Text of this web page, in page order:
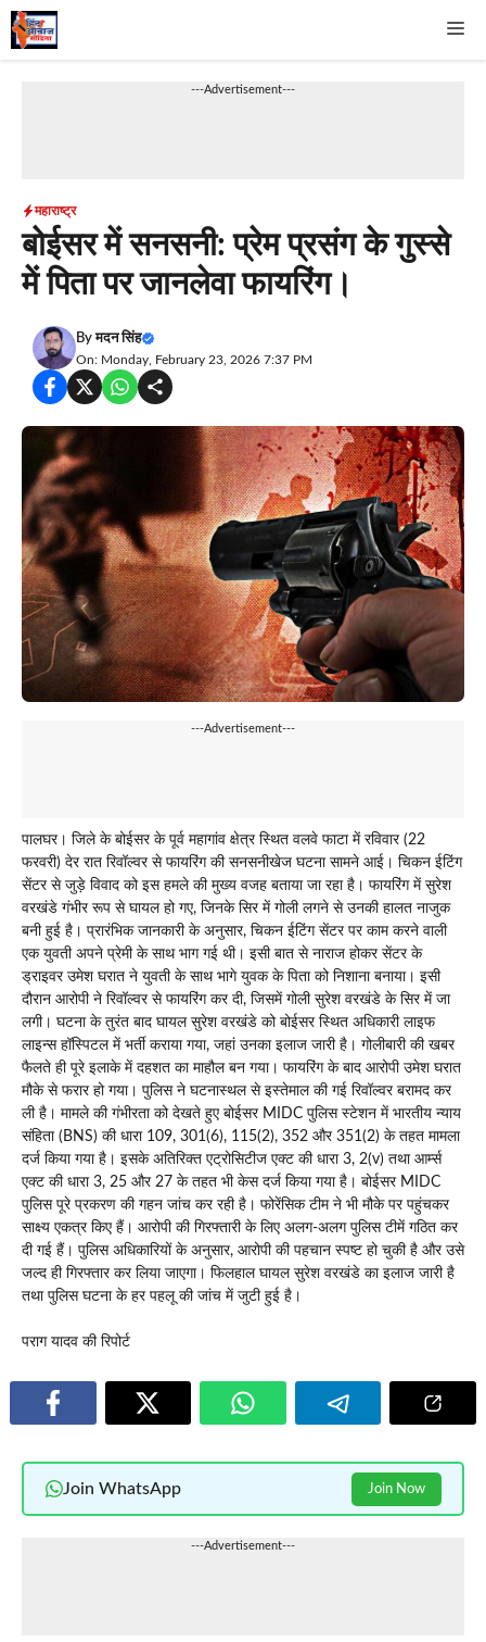
Skip
to
---Advertisement---
महाराष्ट्र
बोईसर में सनसनी: प्रेम प्रसंग के गुस्से
में पिता पर जानलेवा फायरिंग।
Byमदन सिंह
On: Monday, February 23, 2026 7:37 PM
---Advertisement---
पालघर। जिले के बोईसर के पूर्व महागांव क्षेत्र स्थित वलवे फाटा में रविवार (22
फरवरी) देर रात रिवॉल्वर से फायरिंग की सनसनीखेज घटना सामने आई। चिकन ईटिंग
सेंटर से जुड़े विवाद को इस हमले की मुख्य वजह बताया जा रहा है। फायरिंग में सुरेश
वरखंडे गंभीर रूप से घायल हो गए, जिनके सिर में गोली लगने से उनकी हालत नाजुक
बनी हुई है। प्रारंभिक जानकारी के अनुसार, चिकन ईटिंग सेंटर पर काम करने वाली
एक युवती अपने प्रेमी के साथ भाग गई थी। इसी बात से नाराज होकर सेंटर के
ड्राइवर उमेश घरात ने युवती के साथ भागे युवक के पिता को निशाना बनाया। इसी
दौरान आरोपी ने रिवॉल्वर से फायरिंग कर दी, जिसमें गोली सुरेश वरखंडे के सिर में जा
लगी। घटना के तुरंत बाद घायल सुरेश वरखंडे को बोईसर स्थित अधिकारी लाइफ
लाइन्स हॉस्पिटल में भर्ती कराया गया, जहां उनका इलाज जारी है। गोलीबारी की खबर
फैलते ही पूरे इलाके में दहशत का माहौल बन गया। फायरिंग के बाद आरोपी उमेश घरात
मौके से फरार हो गया। पुलिस ने घटनास्थल से इस्तेमाल की गई रिवॉल्वर बरामद कर
ली है। मामले की गंभीरता को देखते हुए बोईसर MIDC पुलिस स्टेशन में भारतीय न्याय
संहिता (BNS) की धारा 109, 301(6), 115(2), 352 और 351(2) के तहत मामला
दर्ज किया गया है। इसके अतिरिक्त एट्रोसिटीज एक्ट की धारा 3, 2(v) तथा आर्म्स
एक्ट की धारा 3, 25 और 27 के तहत भी केस दर्ज किया गया है। बोईसर MIDC
पुलिस पूरे प्रकरण की गहन जांच कर रही है। फोरेंसिक टीम ने भी मौके पर पहुंचकर
साक्ष्य एकत्र किए हैं। आरोपी की गिरफ्तारी के लिए अलग-अलग पुलिस टीमें गठित कर
दी गई हैं। पुलिस अधिकारियों के अनुसार, आरोपी की पहचान स्पष्ट हो चुकी है और उसे
जल्द ही गिरफ्तार कर लिया जाएगा। फिलहाल घायल सुरेश वरखंडे का इलाज जारी है
तथा पुलिस घटना के हर पहलू की जांच में जुटी हुई है।
पराग यादव की रिपोर्ट
Join WhatsApp Join Now
---Advertisement---